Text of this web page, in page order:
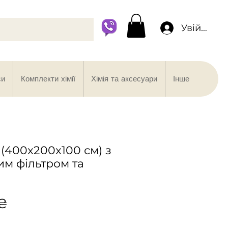
Увійти
см) з
фільтром та
Комплекти хімії Хімія та аксесуари Інше